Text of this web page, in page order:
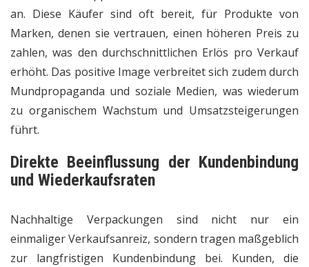
an. Diese Käufer sind oft bereit, für Produkte von
Marken, denen sie vertrauen, einen höheren Preis zu
zahlen, was den durchschnittlichen Erlös pro Verkauf
erhöht. Das positive Image verbreitet sich zudem durch
Mundpropaganda und soziale Medien, was wiederum
zu organischem Wachstum und Umsatzsteigerungen
führt.
Direkte Beeinflussung der Kundenbindung
und Wiederkaufsraten
Nachhaltige Verpackungen sind nicht nur ein
einmaliger Verkaufsanreiz, sondern tragen maßgeblich
zur langfristigen Kundenbindung bei. Kunden, die